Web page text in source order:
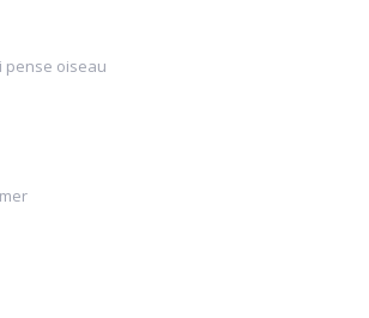
pense oiseau